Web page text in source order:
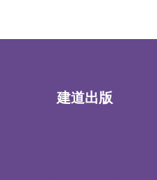
建道出版